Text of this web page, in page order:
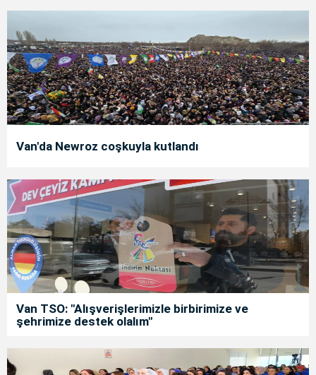
Van'da Newroz coşkuyla kutlandı
Van TSO: "Alışverişlerimizle birbirimize ve
şehrimize destek olalım"